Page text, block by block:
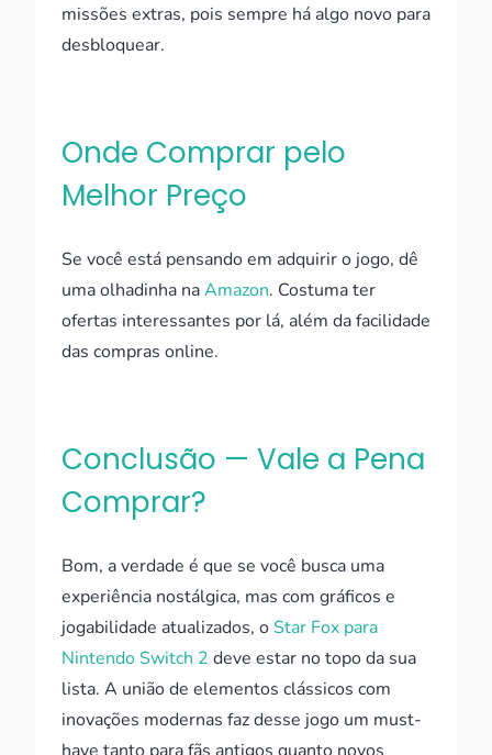
missões extras, pois sempre há algo novo para
desbloquear.
Onde Comprar pelo
Melhor Preço
Se você está pensando em adquirir o jogo, dê
uma olhadinha naAmazon. Costuma ter
ofertas interessantes por lá, além da facilidade
das compras online.
Conclusão — Vale a Pena
Comprar?
Bom, a verdade é que se você busca uma
experiência nostálgica, mas com gráficos e
jogabilidade atualizados, oStar Fox para
Nintendo Switch 2 deve estar no topo da sua
lista. A união de elementos clássicos com
inovações modernas faz desse jogo um must-